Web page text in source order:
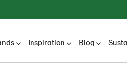
Inspiration Blog